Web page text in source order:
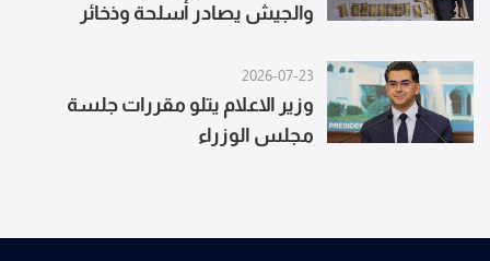
والجيش يصادر أسلحة وذخائر
2026-07-23
وزير الاعلام يتلو مقررات جلسة
مجلس الوزراء